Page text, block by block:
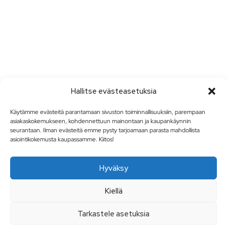
Hallitse evästeasetuksia
Käytämme evästeitä parantamaan sivuston toiminnallisuuksiin, parempaan
asiakaskokemukseen, kohdennettuun mainontaan ja kaupankäynnin
seurantaan. Ilman evästeitä emme pysty tarjoamaan parasta mahdollista
asiointikokemusta kaupassamme. Kiitos!
Hyväksy
Kiellä
Tarkastele asetuksia